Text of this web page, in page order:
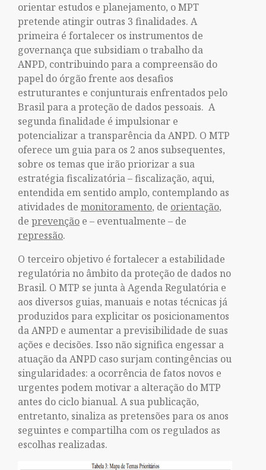
orientar estudos e planejamento, o MPT
pretende atingir outras 3 finalidades. A
primeira é fortalecer os instrumentos de
governança que subsidiam o trabalho da
ANPD, contribuindo para a compreensão do
papel do órgão frente aos desafios
estruturantes e conjunturais enfrentados pelo
Brasil para a proteção de dados pessoais. A
segunda finalidade é impulsionar e
potencializar a transparência da ANPD. O MTP
oferece um guia para os 2 anos subsequentes,
sobre os temas que irão priorizar a sua
estratégia fiscalizatória – fiscalização, aqui,
entendida em sentido amplo, contemplando as
atividades de monitoramento, de orientação,
de prevenção e – eventualmente – de
repressão.
O terceiro objetivo é fortalecer a estabilidade
regulatória no âmbito da proteção de dados no
Brasil. O MTP se junta à Agenda Regulatória e
aos diversos guias, manuais e notas técnicas já
produzidos para explicitar os posicionamentos
da ANPD e aumentar a previsibilidade de suas
ações e decisões. Isso não significa engessar a
atuação da ANPD caso surjam contingências ou
singularidades: a ocorrência de fatos novos e
urgentes podem motivar a alteração do MTP
antes do ciclo bianual. A sua publicação,
entretanto, sinaliza as pretensões para os anos
seguintes e compartilha com os regulados as
escolhas realizadas.